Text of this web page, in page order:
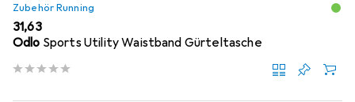
Zubehör Running
EUR
31,63
Odlo Sports Utility Waistband Gürteltasche